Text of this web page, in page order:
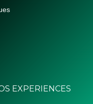
EXPERIENCES